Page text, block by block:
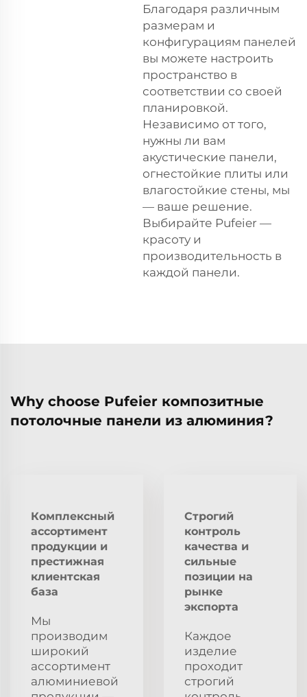
Благодаря различным
размерам и
конфигурациям панелей
вы можете настроить
пространство в
соответствии со своей
планировкой.
Независимо от того,
нужны ли вам
акустические панели,
огнестойкие плиты или
влагостойкие стены, мы
— ваше решение.
Выбирайте Pufeier —
красоту и
производительность в
каждой панели.
Why choose Pufeier композитные
потолочные панели из алюминия?
Комплексный
ассортимент
продукции и
престижная
клиентская
база
Мы
производим
широкий
ассортимент
алюминиевой
Строгий
контроль
качества и
сильные
позиции на
рынке
экспорта
Каждое
изделие
проходит
строгий